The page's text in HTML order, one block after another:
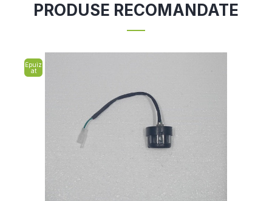
PRODUSE RECOMANDATE
Epuiz
at